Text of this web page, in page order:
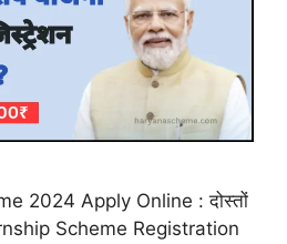
2024 Apply Online : दोस्तों
Scheme Registration